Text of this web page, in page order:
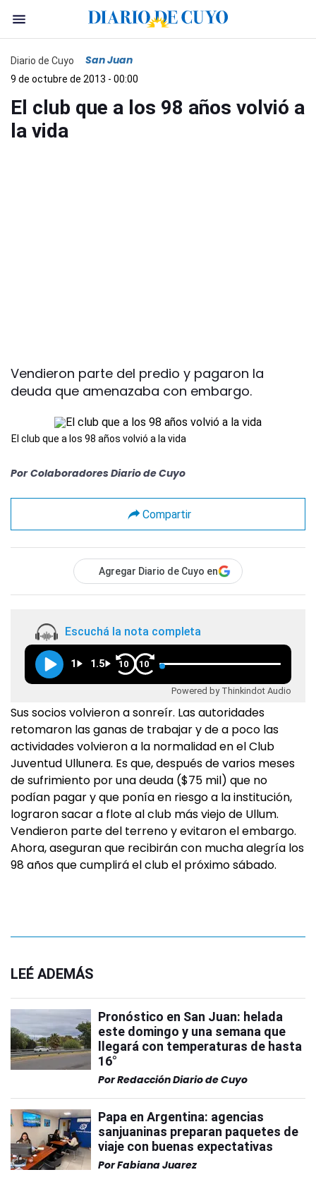
Diario de Cuyo San Juan
9 de octubre de 2013 - 00:00
El club que a los 98 años volvió a
la vida
Vendieron parte del predio y pagaron la
deuda que amenazaba con embargo.
El club que a los 98 años volvió a la vida
Por Colaboradores Diario de Cuyo
Compartir
Agregar Diario de Cuyo en
Escuchá la nota completa
1 1.5 10 10
Powered by Thinkindot Audio
Sus socios volvieron a sonreír. Las autoridades
retomaron las ganas de trabajar y de a poco las
actividades volvieron a la normalidad en el Club
Juventud Ullunera. Es que, después de varios meses
de sufrimiento por una deuda ($75 mil) que no
podían pagar y que ponía en riesgo a la institución,
lograron sacar a flote al club más viejo de Ullum.
Vendieron parte del terreno y evitaron el embargo.
Ahora, aseguran que recibirán con mucha alegría los
98 años que cumplirá el club el próximo sábado.
LEÉ ADEMÁS
Pronóstico en San Juan: helada
este domingo y una semana que
llegará con temperaturas de hasta
16°
PorRedacción Diario de Cuyo
Papa en Argentina: agencias
sanjuaninas preparan paquetes de
viaje con buenas expectativas
PorFabiana Juarez